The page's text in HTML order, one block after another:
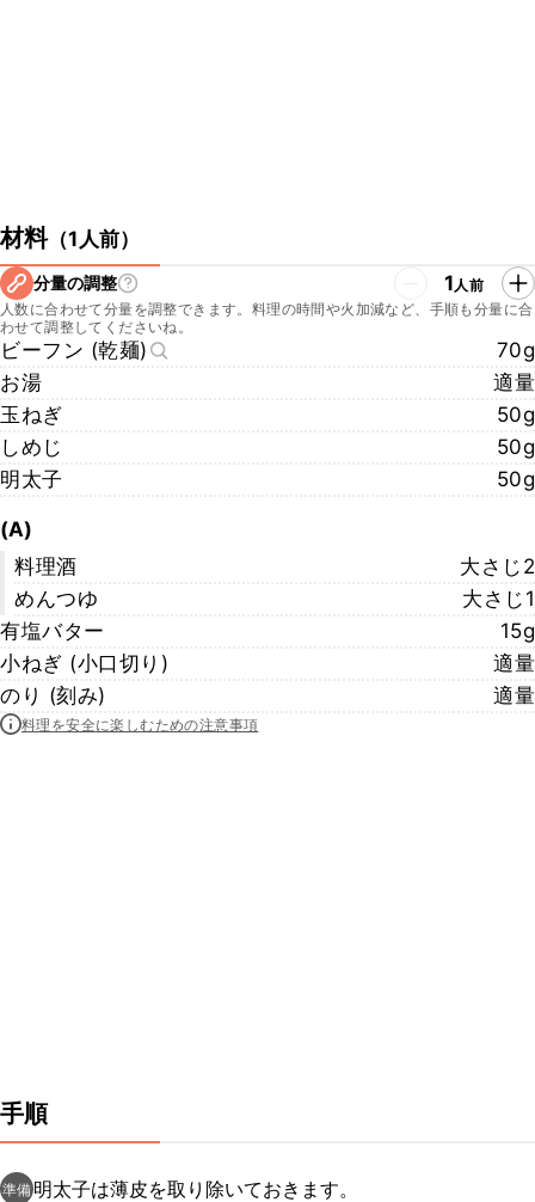
材料（1人前）
分量の調整 1人前
人数に合わせて分量を調整できます。料理の時間や火加減など、手順も分量に合
わせて調整してくださいね。
ビーフン (乾麺)
70g
お湯
適量
玉ねぎ
50g
しめじ
50g
明太子
50g
(A)
料理酒
大さじ2
めんつゆ
大さじ1
有塩バター
15g
小ねぎ (小口切り)
適量
のり (刻み)
適量
料理を安全に楽しむための注意事項
手順
準備 明太子は薄皮を取り除いておきます。